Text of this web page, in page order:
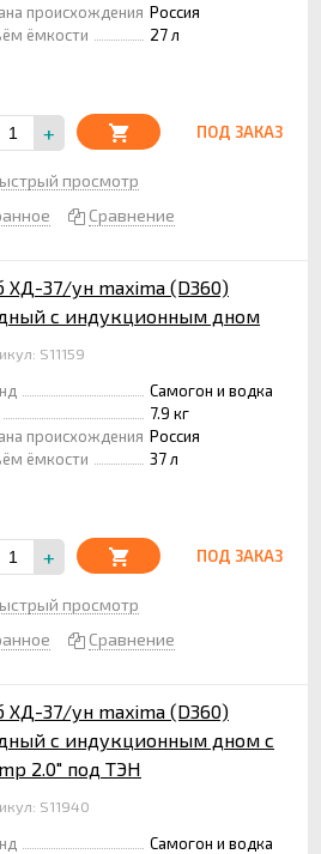
происхождения Россия
ёмкости
27 л
+ ПОД ЗАКАЗ
просмотр
Сравнение
ХД-37/ун maxima (D360)
с индукционным дном
S11159
Самогон и водка
7.9 кг
происхождения Россия
ёмкости
37 л
+ ПОД ЗАКАЗ
просмотр
Сравнение
ХД-37/ун maxima (D360)
с индукционным дном с
2.0" под ТЭН
S11940
Самогон и водка